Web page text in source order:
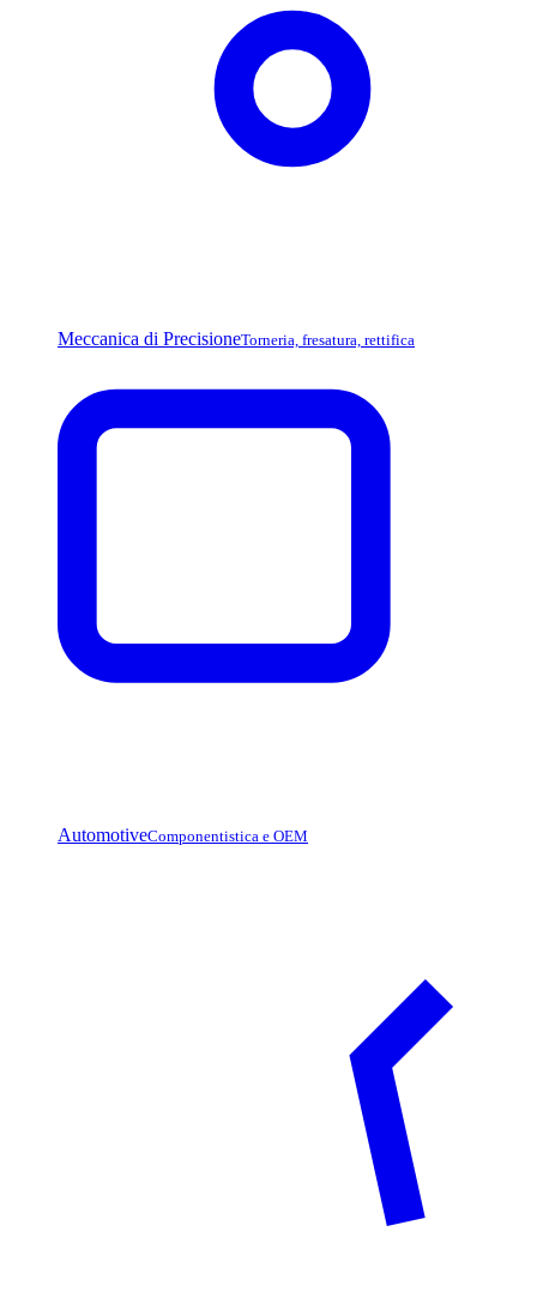
Meccanica di PrecisioneTorneria, fresatura, rettifica
AutomotiveComponentistica e OEM